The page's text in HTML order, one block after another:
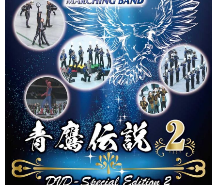
吹奏楽 DVD/BD
指導・クリニック DVD/BD
バトン・フリー音源 CD/DVD
書籍・楽譜
カスタム商品